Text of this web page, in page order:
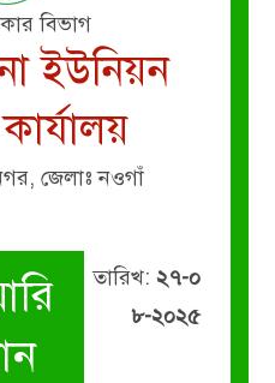
বিভাগ
ইউনিয়ন
জেলাঃ নওগাঁ
তারিখ: ২৭-০
৮-২০২৫